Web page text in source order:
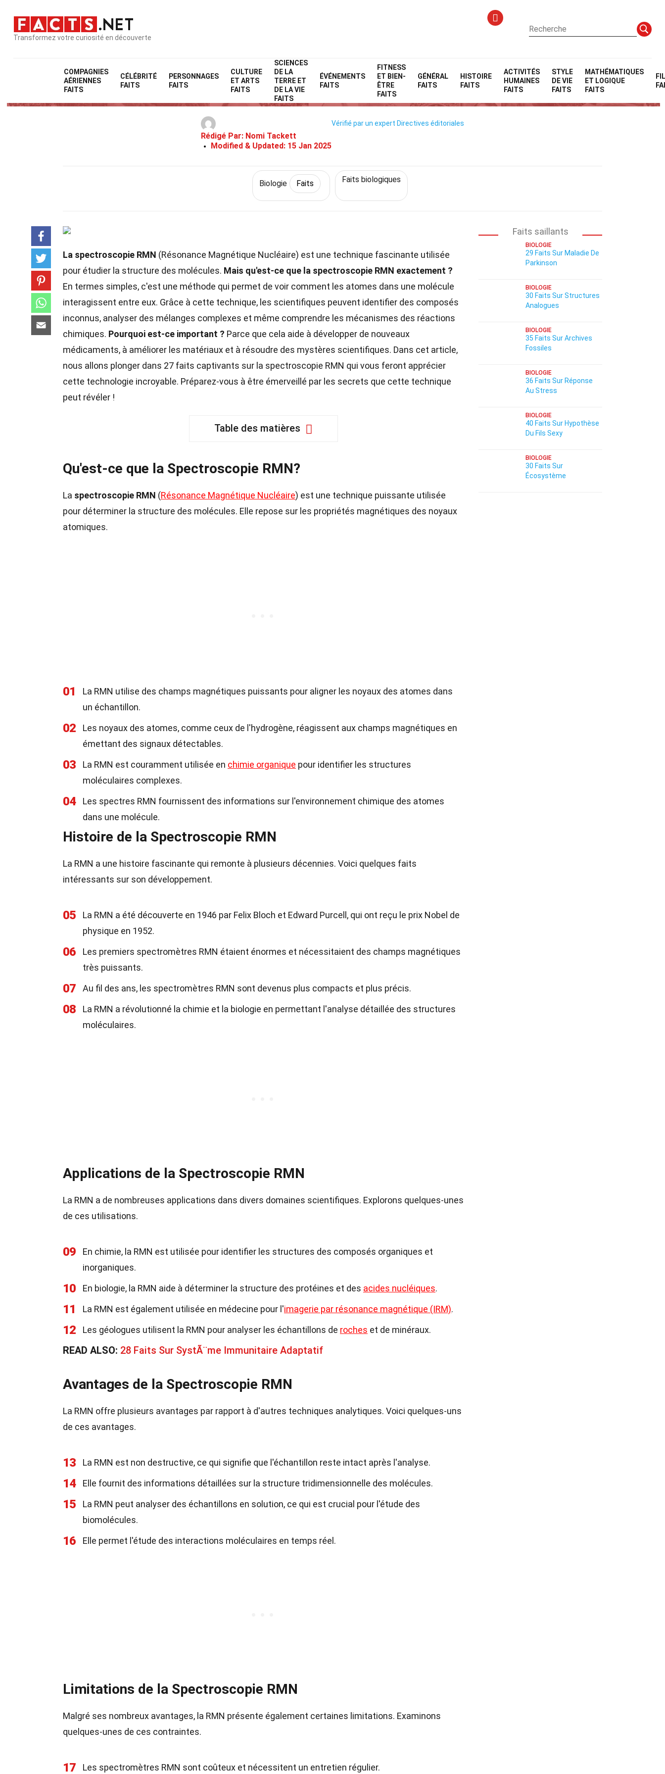
Transformez votre curiosité en découverte
COMPAGNIES
AÉRIENNES
FAITS
CÉLÉBRITÉ
FAITS
PERSONNAGES
FAITS
CULTURE
ET ARTS
FAITS
SCIENCES
DE LA
TERRE ET
DE LA VIE
FAITS
ÉVÉNEMENTS
FAITS
FITNESS
ET BIEN-
ÊTRE
FAITS
GÉNÉRAL
FAITS
HISTOIRE
FAITS
ACTIVITÉS
HUMAINES
FAITS
STYLE
DE VIE
FAITS
MATHÉMATIQUES
ET LOGIQUE
FAITS
Home Science BiologieFaits
27 Faits Sur Spectroscopie RMN
Rédigé Par: Nomi Tackett
Modified & Updated: 15 Jan 2025
Vérifié par un expert Directives éditoriales
Biologie Faits Faits biologiques
La spectroscopie RMN (Résonance Magnétique Nucléaire) est une technique fascinante utilisée
pour étudier la structure des molécules. Mais qu'est-ce que la spectroscopie RMN exactement ?
En termes simples, c'est une méthode qui permet de voir comment les atomes dans une molécule
interagissent entre eux. Grâce à cette technique, les scientifiques peuvent identifier des composés
inconnus, analyser des mélanges complexes et même comprendre les mécanismes des réactions
chimiques. Pourquoi est-ce important ? Parce que cela aide à développer de nouveaux
médicaments, à améliorer les matériaux et à résoudre des mystères scientifiques. Dans cet article,
nous allons plonger dans 27 faits captivants sur la spectroscopie RMN qui vous feront apprécier
cette technologie incroyable. Préparez-vous à être émerveillé par les secrets que cette technique
peut révéler !
Table des matières
Qu'est-ce que la Spectroscopie RMN?
La spectroscopie RMN (Résonance Magnétique Nucléaire) est une technique puissante utilisée
pour déterminer la structure des molécules. Elle repose sur les propriétés magnétiques des noyaux
atomiques.
01
La RMN utilise des champs magnétiques puissants pour aligner les noyaux des atomes dans
un échantillon.
02
Les noyaux des atomes, comme ceux de l'hydrogène, réagissent aux champs magnétiques en
émettant des signaux détectables.
03 La RMN est couramment utilisée en chimie organique pour identifier les structures
moléculaires complexes.
04
Les spectres RMN fournissent des informations sur l'environnement chimique des atomes
dans une molécule.
Histoire de la Spectroscopie RMN
La RMN a une histoire fascinante qui remonte à plusieurs décennies. Voici quelques faits
intéressants sur son développement.
05
La RMN a été découverte en 1946 par Felix Bloch et Edward Purcell, qui ont reçu le prix Nobel de
physique en 1952.
06
Les premiers spectromètres RMN étaient énormes et nécessitaient des champs magnétiques
très puissants.
07 Au fil des ans, les spectromètres RMN sont devenus plus compacts et plus précis.
08
La RMN a révolutionné la chimie et la biologie en permettant l'analyse détaillée des structures
moléculaires.
Applications de la Spectroscopie RMN
La RMN a de nombreuses applications dans divers domaines scientifiques. Explorons quelques-unes
de ces utilisations.
09
En chimie, la RMN est utilisée pour identifier les structures des composés organiques et
inorganiques.
10 En biologie, la RMN aide à déterminer la structure des protéines et des acides nucléiques.
11 La RMN est également utilisée en médecine pour l'imagerie par résonance magnétique (IRM).
12 Les géologues utilisent la RMN pour analyser les échantillons de roches et de minéraux.
READ ALSO: 28 Faits Sur SystÃ¨me Immunitaire Adaptatif
Avantages de la Spectroscopie RMN
La RMN offre plusieurs avantages par rapport à d'autres techniques analytiques. Voici quelques-uns
de ces avantages.
13 La RMN est non destructive, ce qui signifie que l'échantillon reste intact après l'analyse.
14 Elle fournit des informations détaillées sur la structure tridimensionnelle des molécules.
15
La RMN peut analyser des échantillons en solution, ce qui est crucial pour l'étude des
biomolécules.
16 Elle permet l'étude des interactions moléculaires en temps réel.
Limitations de la Spectroscopie RMN
Malgré ses nombreux avantages, la RMN présente également certaines limitations. Examinons
quelques-unes de ces contraintes.
17 Les spectromètres RMN sont coûteux et nécessitent un entretien régulier.
Faits saillants
BIOLOGIE
29 Faits Sur Maladie De
Parkinson
BIOLOGIE
30 Faits Sur Structures
Analogues
BIOLOGIE
35 Faits Sur Archives
Fossiles
BIOLOGIE
36 Faits Sur Réponse
Au Stress
BIOLOGIE
40 Faits Sur Hypothèse
Du Fils Sexy
BIOLOGIE
30 Faits Sur
Écosystème